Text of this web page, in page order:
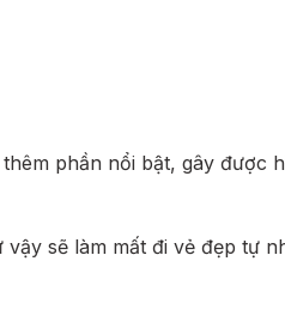
phần nổi bật, gây được
sẽ làm mất đi vẻ đẹp tự